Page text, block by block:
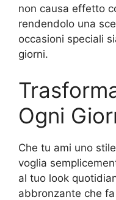
non causa effetto
rendendolo una
occasioni speciali
giorni.
Ogni
Che tu ami uno
voglia
al tuo look
abbronzante che